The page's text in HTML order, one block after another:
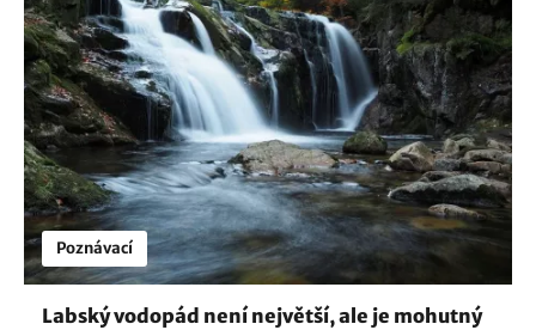
Poznávací
Labský vodopád není největší, ale je mohutný